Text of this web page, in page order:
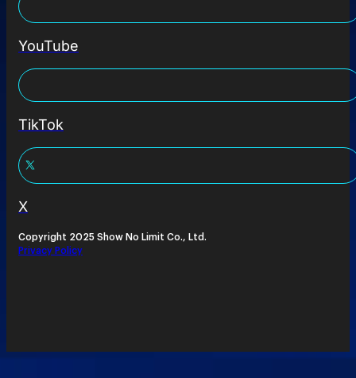
YouTube
TikTok
X
Copyright 2025 Show No Limit Co., Ltd.
Privacy Policy